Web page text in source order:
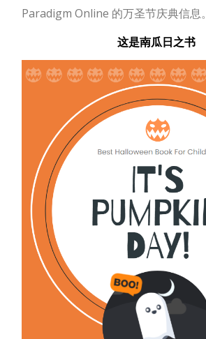
Paradigm Online 的万圣节庆典信息。
这是南瓜日之书